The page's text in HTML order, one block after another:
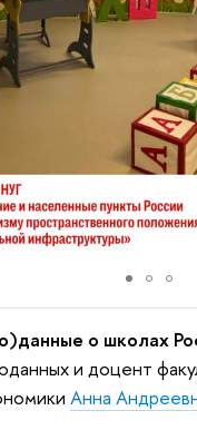
о школах
и доцент
Анна